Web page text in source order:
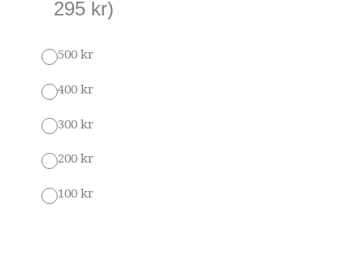
295 kr)
500 kr
400 kr
300 kr
200 kr
100 kr